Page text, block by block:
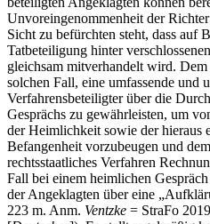
Unvoreingenommenheit der
Sicht zu befürchten steht, dass auf
Tatbeteiligung hinter
gleichsam mitverhandelt wird.
solchen Fall, eine umfassende und
Verfahrensbeteiligter über die
Gesprächs zu gewährleisten, um
der Heimlichkeit sowie der hieraus
Befangenheit vorzubeugen und
rechtsstaatliches Verfahren
Fall bei einem heimlichen
der Angeklagten über eine
223 m. Anm. Ventzke = StraFo